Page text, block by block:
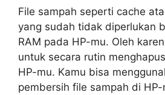
File sampah seperti cache
yang sudah tidak diperlukan
RAM pada HP-mu. Oleh
untuk secara rutin
HP-mu. Kamu bisa
pembersih file sampah di